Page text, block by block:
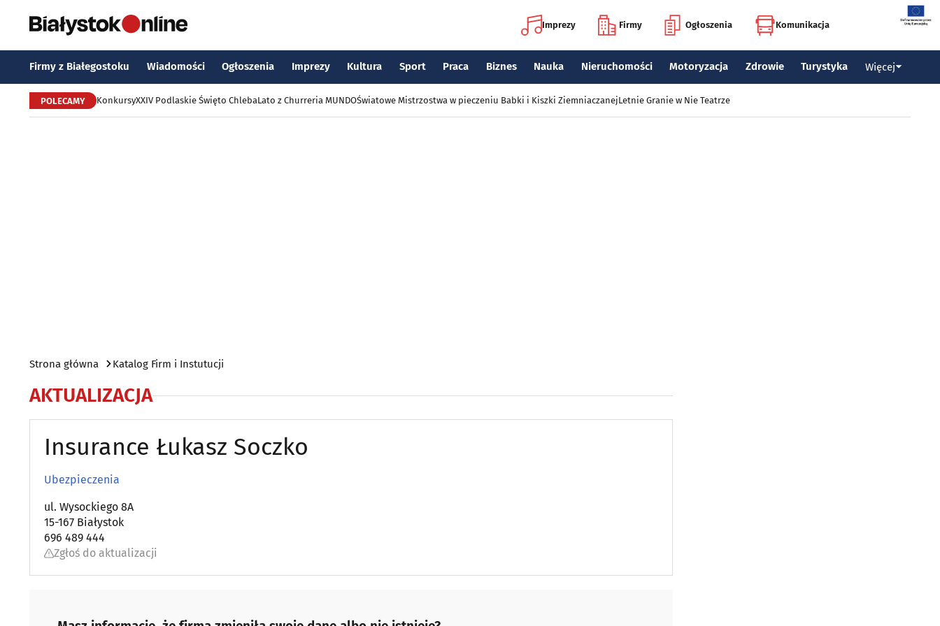
Imprezy Firmy Ogłoszenia Komunikacja
Firmy z Białegostoku Wiadomości Ogłoszenia Imprezy Kultura Sport Praca Biznes Nauka Nieruchomości Motoryzacja Zdrowie Turystyka Więcej
POLECAMY KonkursyXXIV Podlaskie Święto ChlebaLato z Churreria MUNDOŚwiatowe Mistrzostwa w pieczeniu Babki i Kiszki ZiemniaczanejLetnie Granie w Nie Teatrze
Strona główna Katalog Firm i Instutucji
AKTUALIZACJA
Insurance Łukasz Soczko
Ubezpieczenia
ul. Wysockiego 8A
15-167 Białystok
696 489 444
Zgłoś do aktualizacji